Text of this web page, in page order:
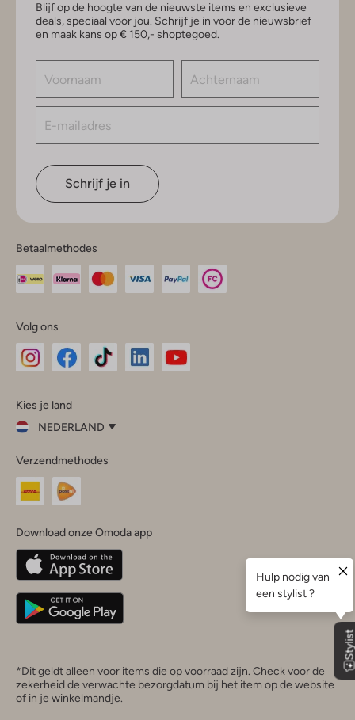
Blijf op de hoogte van de nieuwste items en exclusieve
deals, speciaal voor jou. Schrijf je in voor de nieuwsbrief
en maak kans op € 150,- shoptegoed.
Schrijf je in
Betaalmethodes
Volg ons
InstagramFacebook
Kies je land
NEDERLAND
je
land
Nederland
Belgique(Français)
Deutschland
Verzendmethodes
Download onze Omoda app
*Dit geldt alleen voor items die op voorraad zijn. Check voor de
zekerheid de verwachte bezorgdatum bij het item op de website
of in je winkelmandje.